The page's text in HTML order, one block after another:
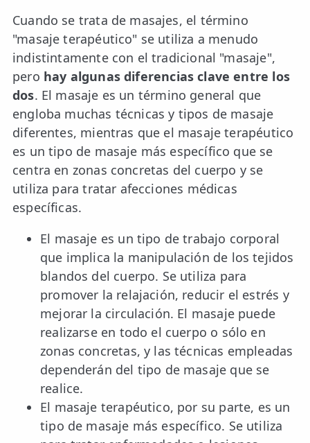
Cuando se trata de masajes, el término
"masaje terapéutico" se utiliza a menudo
indistintamente con el tradicional "masaje",
pero hay algunas diferencias clave entre los
dos. El masaje es un término general que
engloba muchas técnicas y tipos de masaje
diferentes, mientras que el masaje terapéutico
es un tipo de masaje más específico que se
centra en zonas concretas del cuerpo y se
utiliza para tratar afecciones médicas
específicas.
El masaje es un tipo de trabajo corporal
que implica la manipulación de los tejidos
blandos del cuerpo. Se utiliza para
promover la relajación, reducir el estrés y
mejorar la circulación. El masaje puede
realizarse en todo el cuerpo o sólo en
zonas concretas, y las técnicas empleadas
dependerán del tipo de masaje que se
realice.
El masaje terapéutico, por su parte, es un
tipo de masaje más específico. Se utiliza